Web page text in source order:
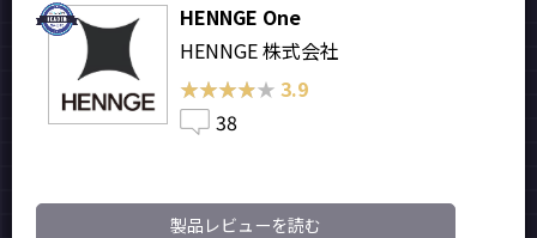
HENNGE One
HENNGE 株式会社
★★★★★
★★★★★ 3.9
38
製品レビューを読む